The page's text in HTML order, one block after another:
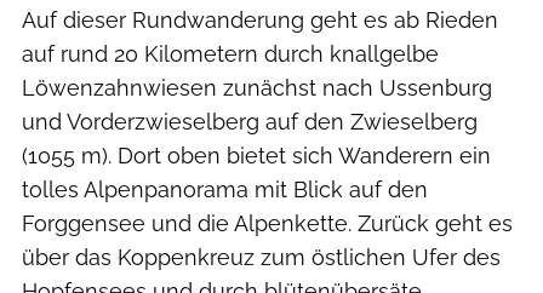
Auf dieser Rundwanderung geht es ab Rieden
auf rund 20 Kilometern durch knallgelbe
Löwenzahnwiesen zunächst nach Ussenburg
und Vorderzwieselberg auf den Zwieselberg
(1055 m). Dort oben bietet sich Wanderern ein
tolles Alpenpanorama mit Blick auf den
Forggensee und die Alpenkette. Zurück geht es
über das Koppenkreuz zum östlichen Ufer des